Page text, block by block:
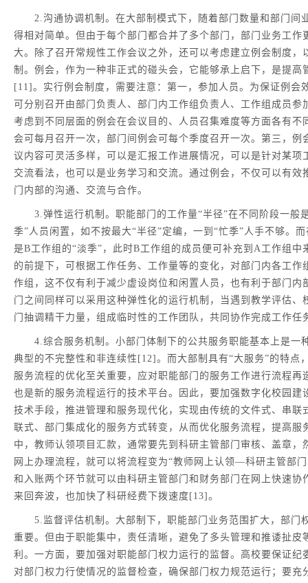
2.沟通协调机制。在大部制模式下，随着部门数量和部门间
得相对简单。但由于每个部门都合并了多个部门，部门业务工
大。除了召开常规性工作会议之外，还可以考虑建立例会制度
制。例会，作为一种非正式的碰头会，它能够承上启下，是提
[11]。实行例会制度，需要注意：第一，参加人员。为保证例会
可分别召开由部门负责人、部门内工作组负责人、工作组成员
考虑到不同层面的例会在会议目的、人员召集难度等方面各有
会可每月召开一次，部门间例会可每个季度召开一次。第三，例
议内容可灵活多样，可以是汇报工作进展情况，可以是针对某
交流看法，也可以是业务学习和交流。通过例会，不仅可以有
门内部的沟通、交流与合作。
3.弹性运行机制。职能部门的工作量“半径”在不同阶段一般
季”人员闲置，如不按最大“半径”定编，一到“忙季”人手不够。
是B工作组的“淡季”，此时B工作组的成员便可补充到A工作组
的前提下，可根据工作任务、工作量等的变化，对部门内各工
作组，这不仅有利于减少虚设岗位和闲置人员，也有利于部门
门之间同样可以采用这种弹性化的运行机制，当遇到教学评估
门抽调精干力量，组成临时性的工作团队，共同协作完成工作任
4.综合服务机制。小部门体制下的公共服务职能基本上是一
典型的不完整性和非连续性[12]。而大部制具有“大服务”的特点
服务流程的优化至关重要，应对职能部门的服务工作进行流程
也是新的服务流程运行的技术平台。因此，要加强数字化校园
技术手段，推进管理和服务现代化，实现由传统的文件式、串
联式、部门集成化的服务方式转变，从而优化服务流程，提高
中，教师认领项目汇款，通常要先到科研主管部门审核、盖章
网上办理流程，就可以将流程变为“教师网上认领—科研主管部
和入账两个环节就可以由科研主管部门和财务部门在网上快速
来回奔波，也加快了科研经费下拨速度[13]。
5.监督评估机制。大部制下，职能部门业务范围扩大，部门
重要。但由于职能集中，责任清晰，避免了多头管理和推诿扯
利。一方面，要加强对职能部门权力运行的监督。高校要保证
对部门权力行使情况的监督检查，确保部门权力规范运行；要